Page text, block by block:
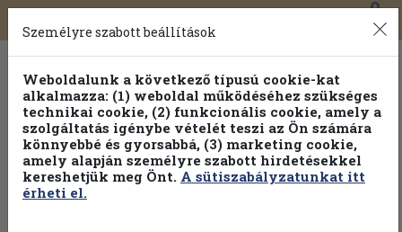
Toggle
navigation
0
Válogasson több mint 30 000 kötet közül
Hobbi témakörökben20% kedvezménnyel!
Személyre szabott beállítások
Weboldalunk a következő típusú cookie-kat
alkalmazza: (1) weboldal működéséhez szükséges
technikai cookie, (2) funkcionális cookie, amely a
szolgáltatás igénybe vételét teszi az Ön számára
könnyebbé és gyorsabbá, (3) marketing cookie,
amely alapján személyre szabott hirdetésekkel
kereshetjük meg Önt. A sütiszabályzatunkat itt
érheti el.